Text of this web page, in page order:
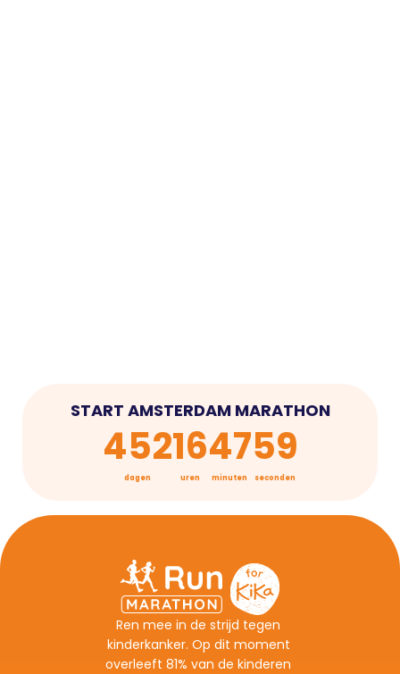
START AMSTERDAM MARATHON
452
dagen
16
uren
47
minuten
59
seconden
Ren mee in de strijd tegen
kinderkanker. Op dit moment
overleeft 81% van de kinderen